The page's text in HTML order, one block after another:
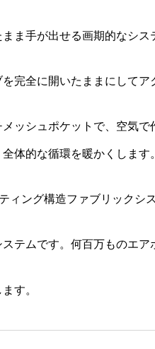
ま手が出せる画期的なシス
完全に開いたままにして
ッシュポケットで、空気
体的な循環を暖かくします。
ング構造ファブリック
テムです。何百万ものエ
す。